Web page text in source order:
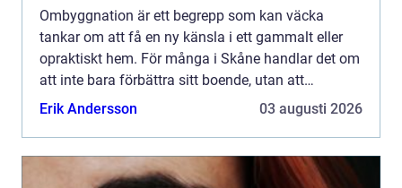
Ombyggnation är ett begrepp som kan väcka
tankar om att få en ny känsla i ett gammalt eller
opraktiskt hem. För många i Skåne handlar det om
att inte bara förbättra sitt boende, utan att
verkligen f&oum...
Erik Andersson 03 augusti 2026